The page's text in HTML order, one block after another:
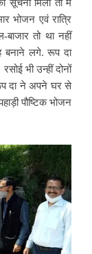
मिली तो मैं
भोजन एवं रात्रि
तो था नहीं
बनाने लगे. रूप दा
भी उन्हीं दोनों
दा ने अपने घर से
पौष्टिक भोजन